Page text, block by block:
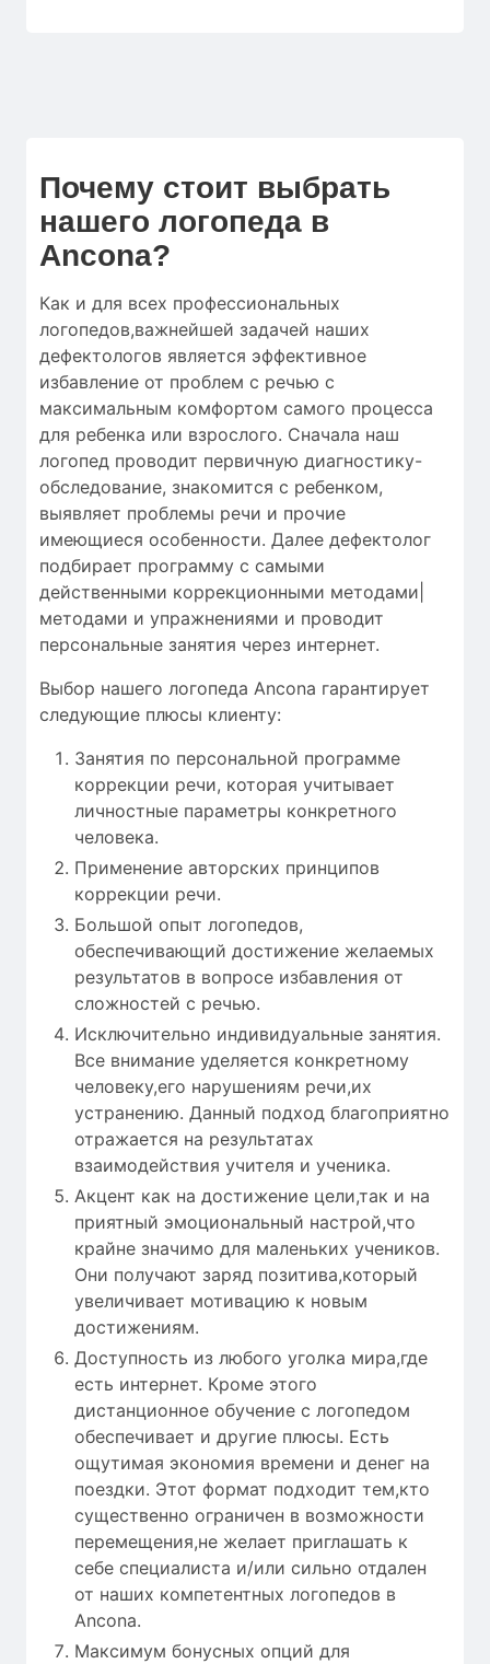
Почему стоит выбрать
нашего логопеда в
Ancona?
Как и для всех профессиональных
логопедов,важнейшей задачей наших
дефектологов является эффективное
избавление от проблем с речью с
максимальным комфортом самого процесса
для ребенка или взрослого. Сначала наш
логопед проводит первичную диагностику-
обследование, знакомится с ребенком,
выявляет проблемы речи и прочие
имеющиеся особенности. Далее дефектолог
подбирает программу с самыми
действенными коррекционными методами|
методами и упражнениями и проводит
персональные занятия через интернет.
Выбор нашего логопеда Ancona гарантирует
следующие плюсы клиенту:
Занятия по персональной программе
коррекции речи, которая учитывает
личностные параметры конкретного
человека.
Применение авторских принципов
коррекции речи.
Большой опыт логопедов,
обеспечивающий достижение желаемых
результатов в вопросе избавления от
сложностей с речью.
Исключительно индивидуальные занятия.
Все внимание уделяется конкретному
человеку,его нарушениям речи,их
устранению. Данный подход благоприятно
отражается на результатах
взаимодействия учителя и ученика.
Акцент как на достижение цели,так и на
приятный эмоциональный настрой,что
крайне значимо для маленьких учеников.
Они получают заряд позитива,который
увеличивает мотивацию к новым
достижениям.
Доступность из любого уголка мира,где
есть интернет. Кроме этого
дистанционное обучение с логопедом
обеспечивает и другие плюсы. Есть
ощутимая экономия времени и денег на
поездки. Этот формат подходит тем,кто
существенно ограничен в возможности
перемещения,не желает приглашать к
себе специалиста и/или сильно отдален
от наших компетентных логопедов в
Ancona.
Максимум бонусных опций для